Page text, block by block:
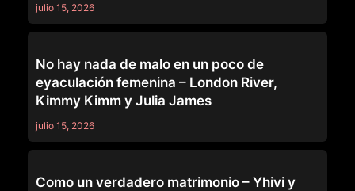
julio 15, 2026
No hay nada de malo en un poco de
eyaculación femenina – London River,
Kimmy Kimm y Julia James
julio 15, 2026
Como un verdadero matrimonio – Yhivi y